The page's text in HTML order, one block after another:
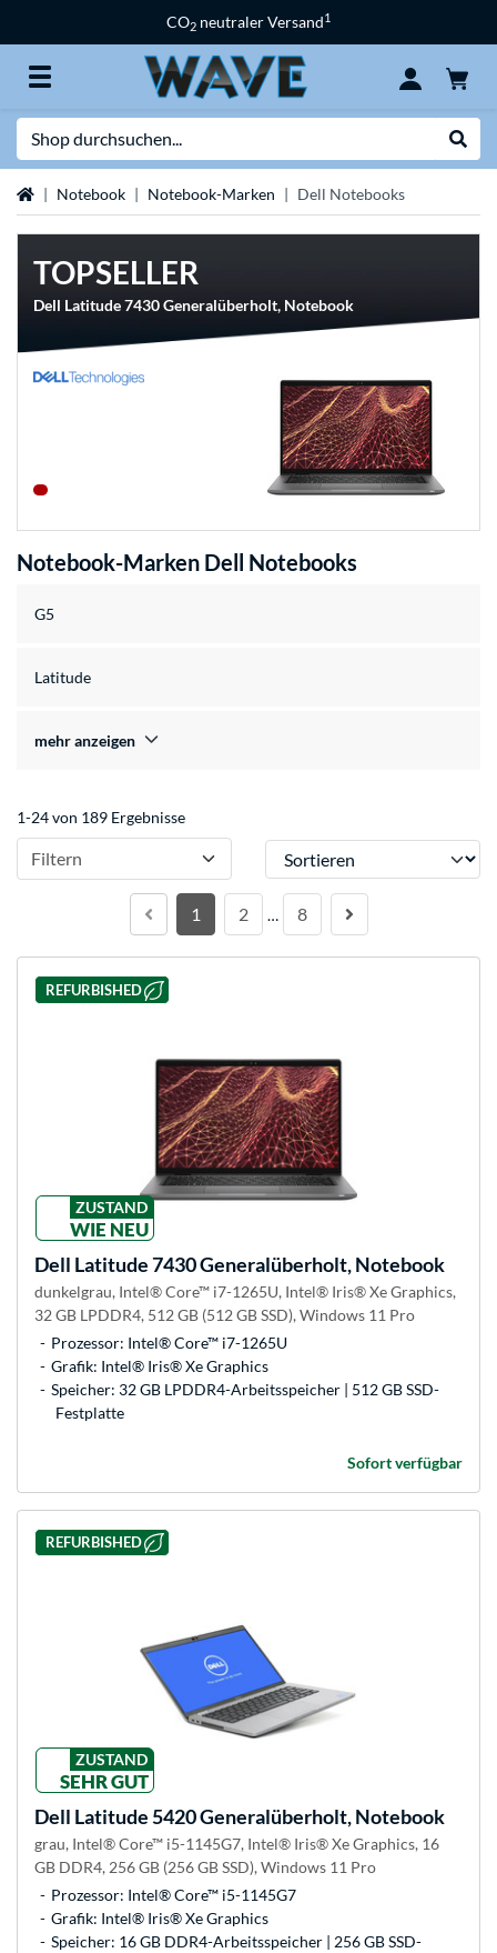
CO2 neutraler Versand1
StartseiteNotebook Notebook-Marken Dell Notebooks
TOPSELLER
Dell Latitude 7430 Generalüberholt, Notebook
Notebook-Marken Dell Notebooks
G5
Latitude
mehr anzeigen
1-24 von 189 Ergebnisse
Filtern Sortieren
1 2 … 8
REFURBISHED
ZUSTAND
WIE NEU
Dell Latitude 7430 Generalüberholt, Notebook
dunkelgrau, Intel® Core™ i7-1265U, Intel® Iris® Xe Graphics,
32 GB LPDDR4, 512 GB (512 GB SSD), Windows 11 Pro
Prozessor: Intel® Core™ i7-1265U
Grafik: Intel® Iris® Xe Graphics
Speicher: 32 GB LPDDR4-Arbeitsspeicher | 512 GB SSD-
Festplatte
Sofort verfügbar
REFURBISHED
ZUSTAND
SEHR GUT
Dell Latitude 5420 Generalüberholt, Notebook
grau, Intel® Core™ i5-1145G7, Intel® Iris® Xe Graphics, 16
GB DDR4, 256 GB (256 GB SSD), Windows 11 Pro
Prozessor: Intel® Core™ i5-1145G7
Grafik: Intel® Iris® Xe Graphics
Speicher: 16 GB DDR4-Arbeitsspeicher | 256 GB SSD-